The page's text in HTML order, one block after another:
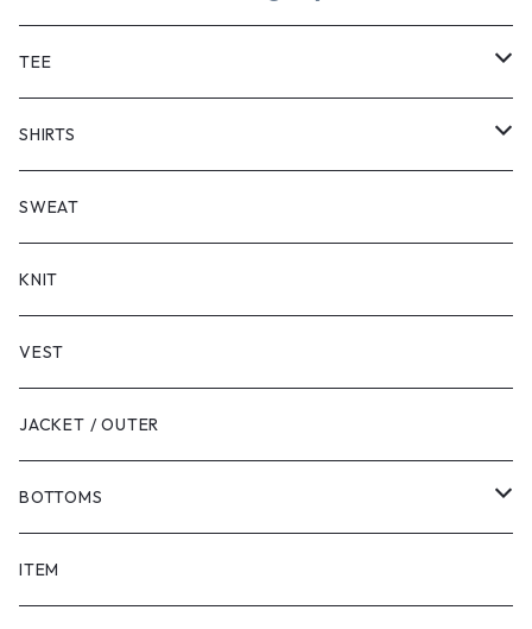
TEE
SHORT SLEEVE
LONG SLEEVE
SHIRTS
SHORT SLEEVE
LONG SLEEVE
SWEAT
KNIT
VEST
JACKET / OUTER
BOTTOMS
SHORTS
ITEM